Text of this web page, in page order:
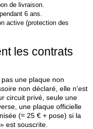
de livraison.
6 ans.
active (protection des
les contrats
une plaque non
non déclaré, elle n'est
circuit privé, seule une
une plaque officielle
(≈ 25 € + pose) si la
est souscrite.